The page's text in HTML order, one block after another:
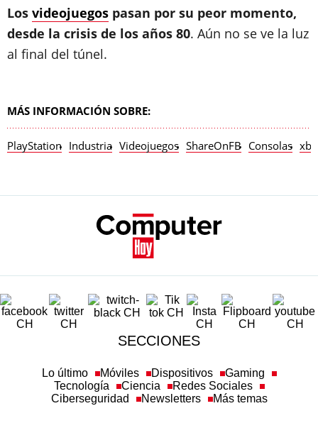
Los videojuegos pasan por su peor momento,
desde la crisis de los años 80. Aún no se ve la luz
al final del túnel.
MÁS INFORMACIÓN SOBRE:
PlayStation Industria Videojuegos ShareOnFB Consolas
SECCIONES
Lo último Móviles Dispositivos
Gaming
Tecnología
Ciencia
Redes Sociales
Ciberseguridad
Newsletters Más temas